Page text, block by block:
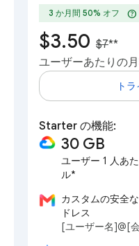
3 か月間 50% オフ help
$3.50 $7**
ユーザーあたりの
ト
Starter の機能:
30 GB
ユーザー 1 人あ
ル*
カスタムの安全
ドレス
[ユーザー名]@[